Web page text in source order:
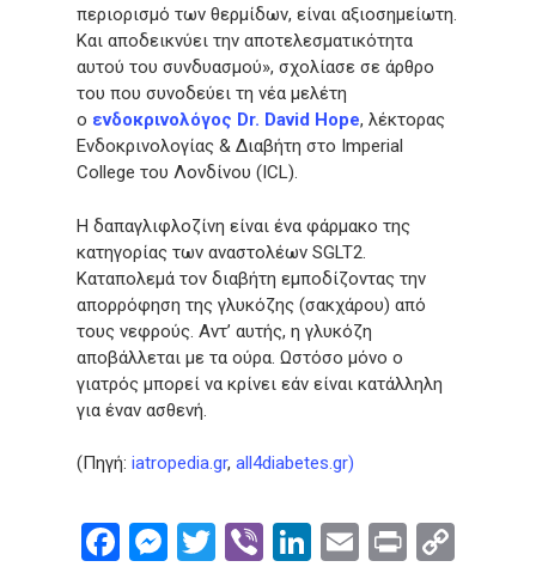
περιορισμό των θερμίδων, είναι αξιοσημείωτη.
Και αποδεικνύει την αποτελεσματικότητα
αυτού του συνδυασμού», σχολίασε σε άρθρο
του που συνοδεύει τη νέα μελέτη
ο ενδοκρινολόγος Dr. David Hope, λέκτορας
Ενδοκρινολογίας & Διαβήτη στο Imperial
College του Λονδίνου (ICL).
Η δαπαγλιφλοζίνη είναι ένα φάρμακο της
κατηγορίας των αναστολέων SGLT2.
Καταπολεμά τον διαβήτη εμποδίζοντας την
απορρόφηση της γλυκόζης (σακχάρου) από
τους νεφρούς. Αντ’ αυτής, η γλυκόζη
αποβάλλεται με τα ούρα. Ωστόσο μόνο ο
γιατρός μπορεί να κρίνει εάν είναι κατάλληλη
για έναν ασθενή.
(Πηγή: iatropedia.gr, all4diabetes.gr)
Facebook
Messenger
Twitter
ViberLinkedIn
Email
Print